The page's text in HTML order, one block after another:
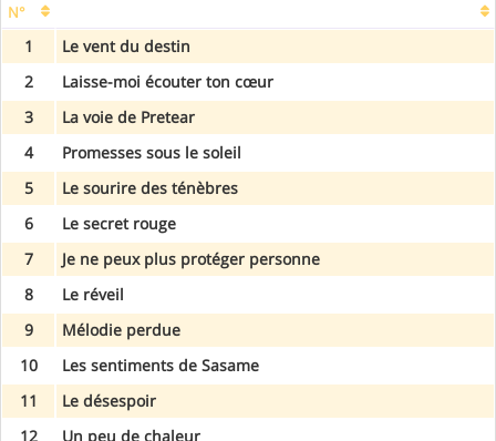
N°
1
Le vent du destin
2
Laisse-moi écouter ton cœur
3
La voie de Pretear
4
Promesses sous le soleil
5
Le sourire des ténèbres
6
Le secret rouge
7
Je ne peux plus protéger personne
8
Le réveil
9
Mélodie perdue
10
Les sentiments de Sasame
11
Le désespoir
12
Un peu de chaleur